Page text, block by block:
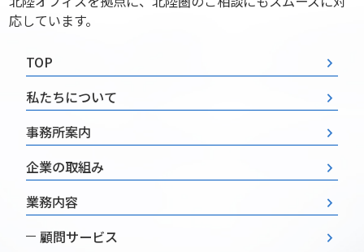
応しています。
TOP
私たちについて
事務所案内
企業の取組み
業務内容
顧問サービス